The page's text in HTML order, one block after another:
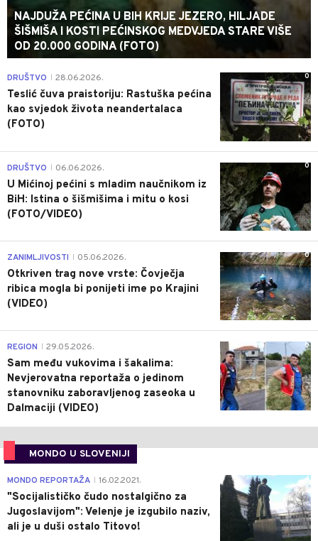
NAJDUŽA PEĆINA U BIH KRIJE JEZERO, HILJADE
ŠIŠMIŠA I KOSTI PEĆINSKOG MEDVJEDA STARE VIŠE
OD 20.000 GODINA (FOTO)
0
DRUŠTVO 28.06.2026.
Teslić čuva praistoriju: Rastuška pećina
kao svjedok života neandertalaca
(FOTO)
0
DRUŠTVO 06.06.2026.
U Mićinoj pećini s mladim naučnikom iz
BiH: Istina o šišmišima i mitu o kosi
(FOTO/VIDEO)
0
ZANIMLJIVOSTI 05.06.2026.
Otkriven trag nove vrste: Čovječja
ribica mogla bi ponijeti ime po Krajini
(VIDEO)
0
REGION 29.05.2026.
Sam među vukovima i šakalima:
Nevjerovatna reportaža o jedinom
stanovniku zaboravljenog zaseoka u
Dalmaciji (VIDEO)
MONDO U SLOVENIJI
4
MONDO REPORTAŽA 16.02.2021.
"Socijalističko čudo nostalgično za
Jugoslavijom": Velenje je izgubilo naziv,
ali je u duši ostalo Titovo!